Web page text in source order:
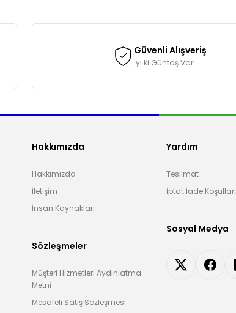
Güvenli Alışveriş
İyi ki Güntaş Var!
Hakkımızda
Hakkımızda
İletişim
İnsan Kaynakları
Sözleşmeler
Müşteri Hizmetleri Aydınlatma
Metni
Mesafeli Satış Sözleşmesi
Yardım
Teslimat
İptal, İade Koşulları
Sosyal Medya